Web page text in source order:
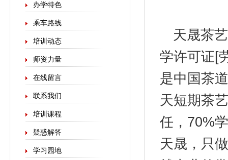
办学特色
乘车路线
培训动态
师资力量
在线留言
联系我们
培训课程
疑惑解答
学习园地
天晟茶
学许可证[
是中国茶
天短期茶
任，70%
天晟，只